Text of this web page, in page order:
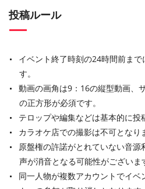
投稿ルール
イベント終了時刻の24時間前ま
す。
動画の画角は9：16の縦型動画、
の正方形が必須です。
テロップや編集などは基本的に投
カラオケ店での撮影は不可となり
原盤権の許諾がとれていない音
声が消音となる可能性がございま
同一人物が複数アカウントでイ